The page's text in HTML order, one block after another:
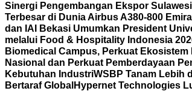
Sinergi Pengembangan Ekspor
Terbesar di Dunia Airbus A380-800
dan IAI Bekasi Umumkan President
melalui Food & Hospitality Indonesia
Biomedical Campus, Perkuat
Nasional dan Perkuat Pemberdayaan
Kebutuhan IndustriWSBP Tanam Lebih
Bertaraf Global Hypernet Technologies